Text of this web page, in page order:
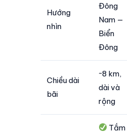
Hướng
nhìn
Đông
Nam —
Biển
Đông
Chiều dài
bãi
~8 km,
dài và
rộng
Tắm